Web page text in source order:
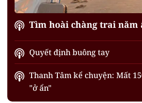
Tìm hoài chàng trai năm
Quyết định buông tay
Thanh Tâm kể chuyện: Mất
"ở ẩn"